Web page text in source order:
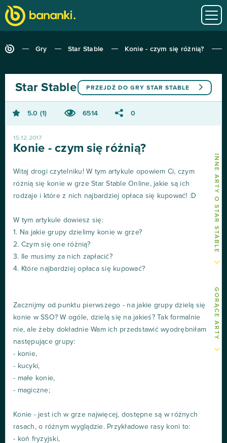
Gry Star Stable Konie - czym się różnią?
INNE ARTY O STAR STABLE
GORĄCE ARTY
PRZEJDŹ DO GRY STAR STABLE
Star Stable
5.0 1 6514 0
15.12.2017
Konie - czym się różnią?
Witaj drogi czytelniku! W tym artykule opowiem Ci, czym
różnią się konie w grze Star Stable Online, jakie są ich
rodzaje i które z nich najbardziej opłaca się kupować! :D
W tym artykule dowiesz się:
1. Na jakie grupy dzielimy konie w grze?
2. Czym się one różnią?
3. Ile musimy za nich zapłacić?
4. Które najbardziej opłaca się kupować?
Zacznijmy od punktu pierwszego - na jakie grupy dzielą się
konie w SSO? W ogóle, dzielą się na jakieś? Tak formalnie
nie, ale żeby dokładnie Wam ich przedstawić wyodrębniłam
następujące grupy:
- konie,
- kucyki,
- małe konie,
- magiczne;
Konie - jest ich w grze najwięcej, dostępne są w różnych
rasach, o różnym wyglądzie. Przykładowe rasy koni to:
- koń fryzyjski,